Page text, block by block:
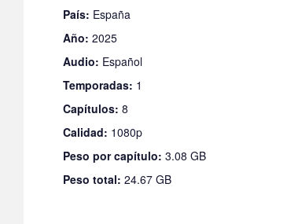
País: España
Año: 2025
Audio: Español
Temporadas: 1
Capítulos: 8
Calidad: 1080p
Peso por capítulo: 3.08 GB
Peso total: 24.67 GB